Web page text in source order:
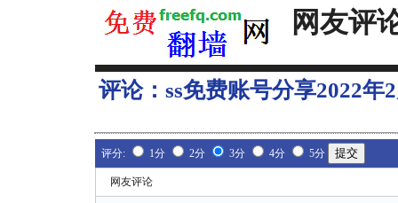
网友评
评论： ss免费账号分享2022年
评分: 1分 2分 3分 4分 5分
网友评论